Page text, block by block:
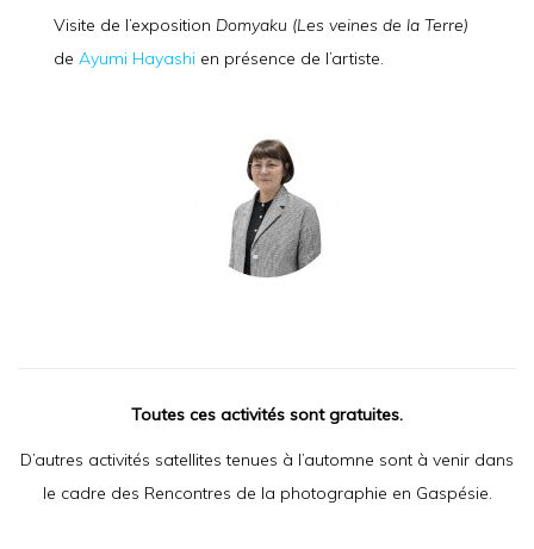
Visite de l’exposition Domyaku (Les veines de la Terre)
de Ayumi Hayashi en présence de l’artiste.
Toutes ces activités sont gratuites.
D’autres activités satellites tenues à l’automne sont à venir dans
le cadre des Rencontres de la photographie en Gaspésie.